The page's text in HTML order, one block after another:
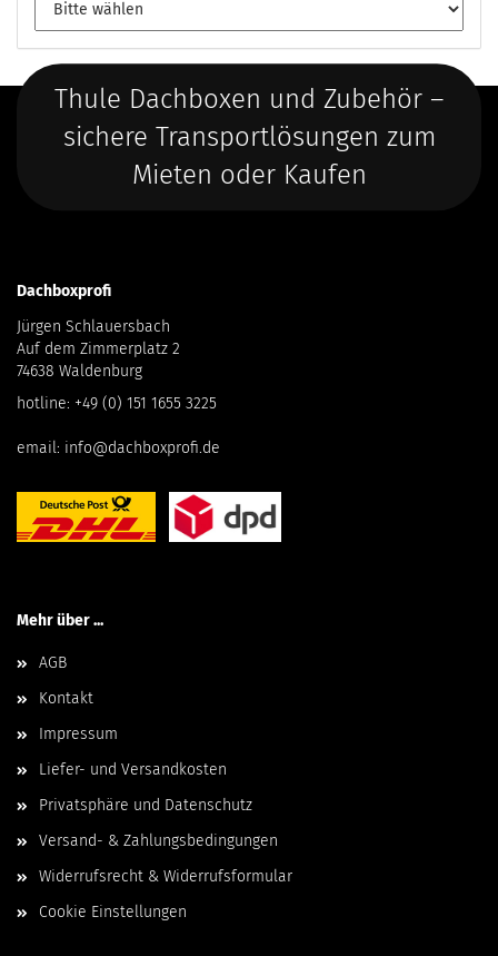
Thule Dachboxen und Zubehör –
sichere Transportlösungen zum
Mieten oder Kaufen
Dachboxprofi
Jürgen Schlauersbach
Auf dem Zimmerplatz 2
74638 Waldenburg
hotline: +49 (0) 151 1655 3225
email: info@dachboxprofi.de
Mehr über ...
AGB
Kontakt
Impressum
Liefer- und Versandkosten
Privatsphäre und Datenschutz
Versand- & Zahlungsbedingungen
Widerrufsrecht & Widerrufsformular
Cookie Einstellungen